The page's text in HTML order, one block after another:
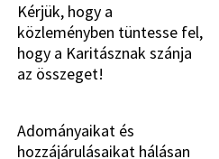
Kérjük, hogy a
közleményben tüntesse fel,
hogy a Karitásznak szánja
az összeget!
Adományaikat és
hozzájárulásaikat hálásan